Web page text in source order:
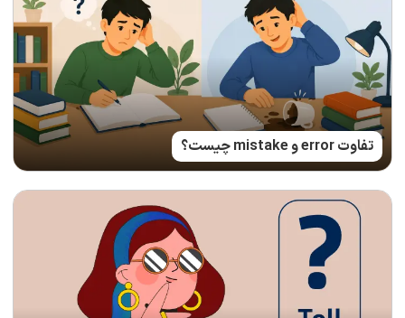
تفاوت error و mistake چیست؟